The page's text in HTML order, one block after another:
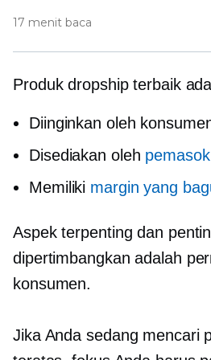
17 menit baca
Produk dropship terbaik
Diinginkan oleh
Disediakan oleh
Memiliki margin yang
Aspek terpenting dan
dipertimbangkan adalah
konsumen.
Jika Anda sedang mencari